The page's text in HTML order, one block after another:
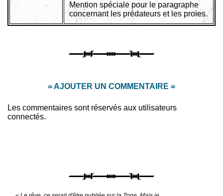
Mention spéciale pour le paragraphe
concernant les prédateurs et les proies.
= AJOUTER UN COMMENTAIRE =
Les commentaires sont réservés aux utilisateurs
connectés.